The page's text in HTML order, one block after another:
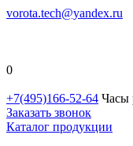
vorota.tech@yandex.ru
0
+7(495)166-52-64 Часы
Заказать звонок
Каталог продукции